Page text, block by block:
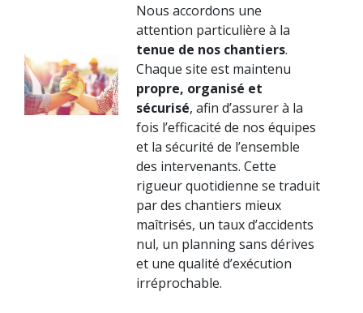
Nous accordons une
attention particulière à la
tenue de nos chantiers.
Chaque site est maintenu
propre, organisé et
sécurisé, afin d’assurer à la
fois l’efficacité de nos équipes
et la sécurité de l’ensemble
des intervenants. Cette
rigueur quotidienne se traduit
par des chantiers mieux
maîtrisés, un taux d’accidents
nul, un planning sans dérives
et une qualité d’exécution
irréprochable.